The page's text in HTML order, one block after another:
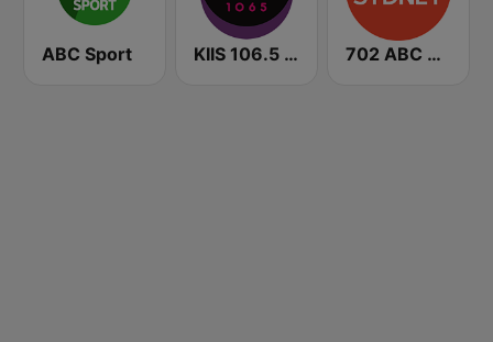
ABC Sport KIIS 106.5 FM 702 ABC Sydney